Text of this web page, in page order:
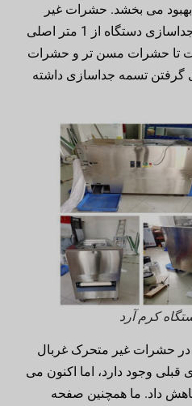
می بخشد. حشرات غیر
متحرک علاوه بر این، تسمه جداسازی دستگاه از 1 متر اصلی
است تا حشرات مسن تر و حشرات
گرفتن تسمه جداسازی داشته
کرم آرد
زنده در حشرات غیر متحرک غربال
وجود دارد، اما اکنون می
را به حدود 1%-7% کاهش داد. ما همچنین صفحه